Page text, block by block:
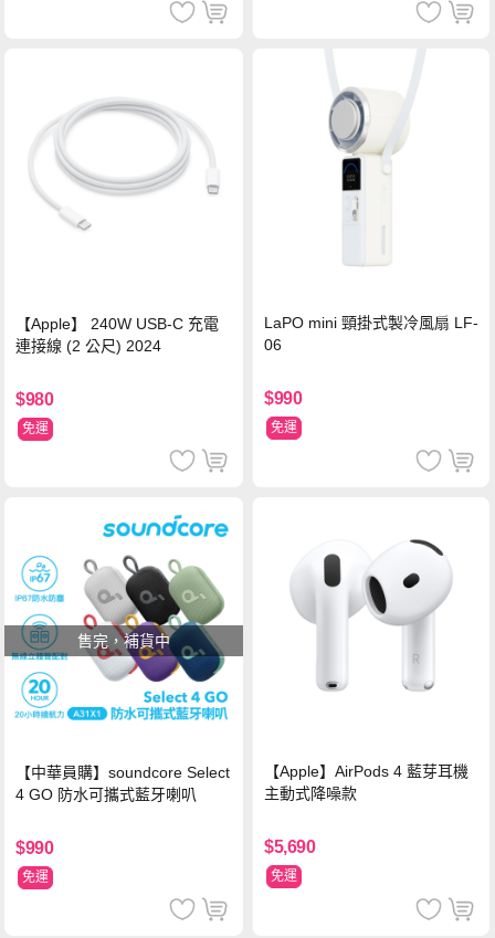
【Apple】 240W USB-C 充電
連接線 (2 公尺) 2024
$980
免運
LaPO mini 頸掛式製冷風扇 LF-
06
$990
免運
售完，補貨中
【中華員購】soundcore Select
4 GO 防水可攜式藍牙喇叭
$990
免運
【Apple】AirPods 4 藍芽耳機
主動式降噪款
$5,690
免運